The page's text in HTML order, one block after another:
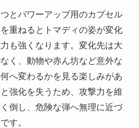
とパワーアップ用のカプセル
重ねるとトマディの姿が変化
も強くなります。変化先は大
く、動物や赤ん坊など意外な
へ変わるかを見る楽しみがあ
強化を失うため、攻撃力を維
倒し、危険な弾へ無理に近づ
す。